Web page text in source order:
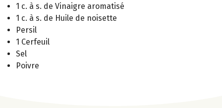
1 c. à s. de Vinaigre aromatisé
1 c. à s. de Huile de noisette
Persil
1 Cerfeuil
Sel
Poivre